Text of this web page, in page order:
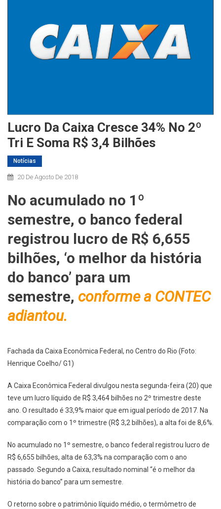
Lucro Da Caixa Cresce 34% No 2º
Tri E Soma R$ 3,4 Bilhões
Notícias
20 De Agosto De 2018
No acumulado no 1º
semestre, o banco federal
registrou lucro de R$ 6,655
bilhões, ‘o melhor da história
do banco’ para um
semestre, conforme a CONTEC
adiantou.
Fachada da Caixa Econômica Federal, no Centro do Rio (Foto:
Henrique Coelho/ G1)
A Caixa Econômica Federal divulgou nesta segunda-feira (20) que
teve um lucro líquido de R$ 3,464 bilhões no 2º trimestre deste
ano. O resultado é 33,9% maior que em igual período de 2017. Na
comparação com o 1º trimestre (R$ 3,2 bilhões), a alta foi de 8,6%.
No acumulado no 1º semestre, o banco federal registrou lucro de
R$ 6,655 bilhões, alta de 63,3% na comparação com o ano
passado. Segundo a Caixa, resultado nominal “é o melhor da
história do banco” para um semestre.
O retorno sobre o patrimônio líquido médio, o termômetro de